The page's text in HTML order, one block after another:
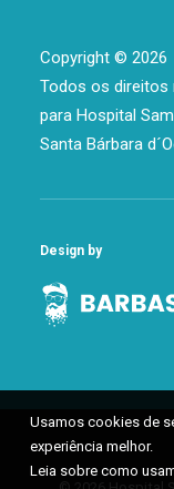
Copyright © 2026
Todos os direitos
para Hospital
Santa Bárbara
Design by
Usamos cookies de
experiência melhor.
Leia sobre como